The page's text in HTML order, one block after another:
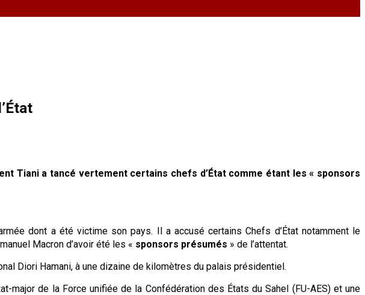
Tiani a tancé vertement certains chefs d’État comme étant les « sponsors
dont a été victime son pays. Il a accusé certains Chefs d’État notamment le
Macron d’avoir été les « sponsors présumés » de l’attentat.
Diori Hamani, à une dizaine de kilomètres du palais présidentiel.
major de la Force unifiée de la Confédération des États du Sahel (FU-AES) et une